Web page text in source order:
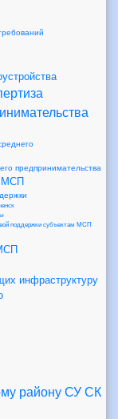
предпринимательства
МСП
поддержки субъектам МСП
инфраструктуру
району СУ СК